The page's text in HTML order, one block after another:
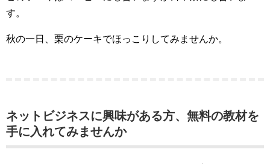
す。
秋の一日、栗のケーキでほっこりしてみませんか。
ネットビジネスに興味がある方、無料の教材を
手に入れてみませんか